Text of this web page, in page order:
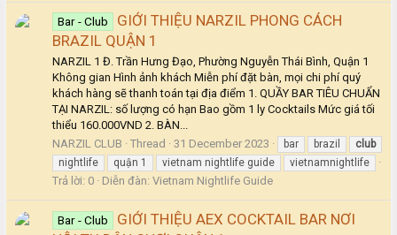
Bar - Club
GIỚI THIỆU NARZIL PHONG CÁCH
BRAZIL QUẬN 1
NARZIL 1 Đ. Trần Hưng Đạo, Phường Nguyễn Thái Bình, Quận 1
Không gian Hình ảnh khách Miễn phí đặt bàn, mọi chi phí quý
khách hàng sẽ thanh toán tại địa điểm 1. QUẦY BAR TIÊU CHUẨN
TẠI NARZIL: số lượng có hạn Bao gồm 1 ly Cocktails Mức giá tối
thiểu 160.000VND 2. BÀN...
NARZIL CLUB
Thread 31 December 2023 bar brazil
club
nightlife
quận 1 vietnam nightlife guide vietnamnightlife
Trả lời: 0 Diễn đàn: Vietnam Nightlife Guide
Bar - Club
GIỚI THIỆU AEX COCKTAIL BAR NƠI